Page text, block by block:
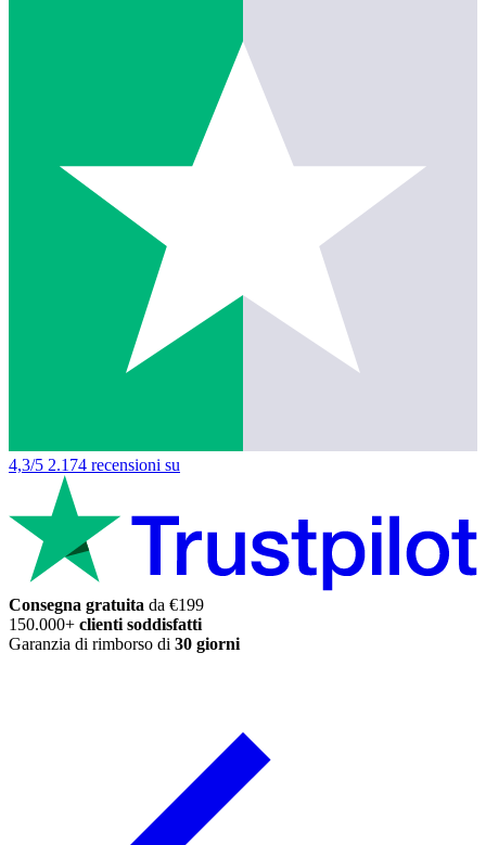
4,3/5 2.174 recensioni su
Consegna gratuita da €199
150.000+ clienti soddisfatti
Garanzia di rimborso di 30 giorni